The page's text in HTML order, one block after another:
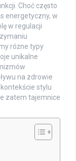
Choć często
energetyczny, w
w regulacji
różne typy
unikalne
na zdrowie
stylu
zatem tajemnice